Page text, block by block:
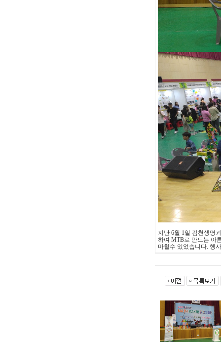
지난 6월 1일 김천생명
하여 MTB로 만드는 아
마칠수 있었습니다. 행